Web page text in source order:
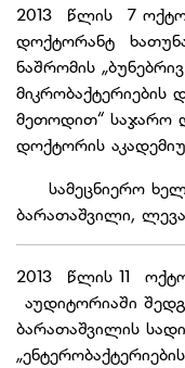
2013 წლის 7
დოქტორანტ
ნაშრომის
მიკრობაქტერიების
მეთოდით“ საჯარო
დოქტორის
სამეცნიერო
ბარათაშვილი,
2013 წლის 11
აუდიტორიაში
ბარათაშვილის